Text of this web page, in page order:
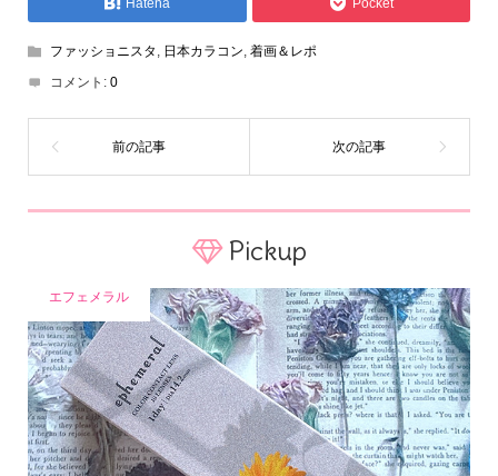
Hatena Pocket
ファッショニスタ , 日本カラコン, 着画＆レポ
コメント: 0
Pickup
エフェメラル